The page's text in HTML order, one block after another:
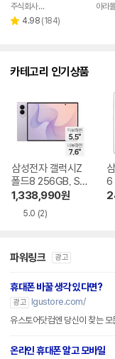
는
표
페이
주식회사 폰빌리지
별 4.98 리
(184)
아라몰
카테고리 인기상품
삼성전자 갤럭시Z
폴드8 256GB, SK
T 기기변경 완납
1,338,990원
5.0 (2)
6
파워링크 광고
휴대폰 바꿀 생각 있다면?
광고
lgustore.com/
유스토어닷컴엔 당신이 찾는
온라인 휴대폰 알고 모바일